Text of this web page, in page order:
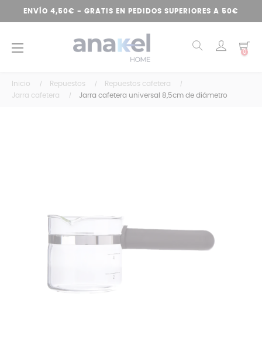
ENVÍO 4,50€ - GRATIS EN PEDIDOS SUPERIORES A 50€
Navegación
☰ 0
Inicio Repuestos
Repuestos cafetera
Jarra cafetera
Jarra cafetera universal 8,5cm de diámetro